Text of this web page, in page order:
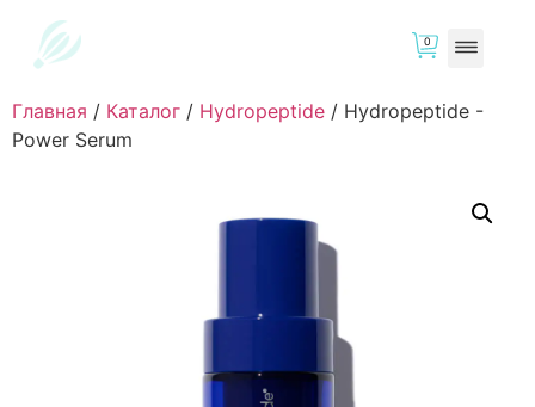
0
Главная / Каталог / Hydropeptide / Hydropeptide -
Power Serum